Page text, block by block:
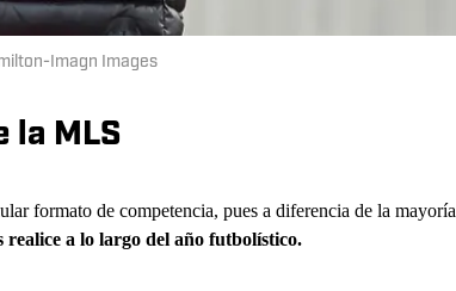
Imagn Images
la MLS
formato de competencia, pues a diferencia de la mayoría
realice a lo largo del año futbolístico.